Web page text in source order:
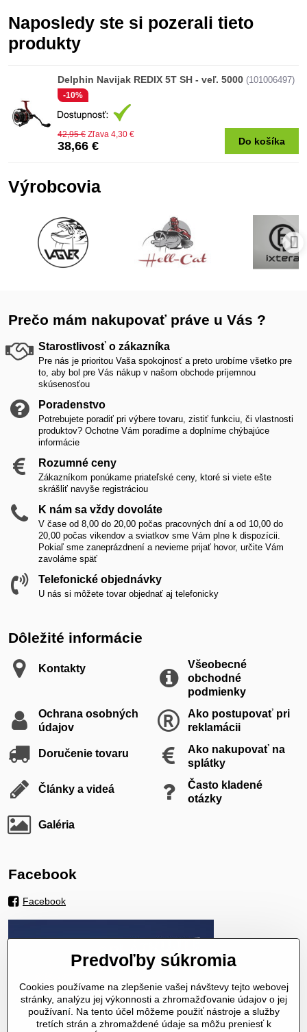
Naposledy ste si pozerali tieto
produkty
Delphin Navijak REDIX 5T SH - veľ. 5000 (101006497)
-10%
38,66 €
42,95 € Zľava 4,30 €
Do košíka
Výrobcovia
Prečo mám nakupovať práve u Vás ?
Starostlivosť o zákazníka
Pre nás je prioritou Vaša spokojnosť a preto urobíme všetko pre
to, aby bol pre Vás nákup v našom obchode príjemnou
skúsenosťou
Poradenstvo
Potrebujete poradiť pri výbere tovaru, zistiť funkciu, či vlastnosti
produktov? Ochotne Vám poradíme a doplníme chýbajúce
informácie
Rozumné ceny
Zákazníkom ponúkame priateľské ceny, ktoré si viete ešte
skrášliť navyše registráciou
K nám sa vždy dovoláte
V čase od 8,00 do 20,00 počas pracovných dní a od 10,00 do
20,00 počas vikendov a sviatkov sme Vám plne k dispozícii.
Pokiaľ sme zaneprázdnení a nevieme prijať hovor, určite Vám
zavoláme späť
Telefonické objednávky
U nás si môžete tovar objednať aj telefonicky
Dôležité informácie
Kontakty
Všeobecné
obchodné
podmienky
Ochrana osobných
údajov
Ako postupovať pri
reklamácii
Doručenie tovaru
Ako nakupovať na
splátky
Články a videá
Často kladené
otázky
Galéria
Facebook
Facebook
Predvoľby súkromia
Cookies používame na zlepšenie vašej návštevy tejto webovej
stránky, analýzu jej výkonnosti a zhromažďovanie údajov o jej
používaní. Na tento účel môžeme použiť nástroje a služby
tretích strán a zhromaždené údaje sa môžu preniesť k